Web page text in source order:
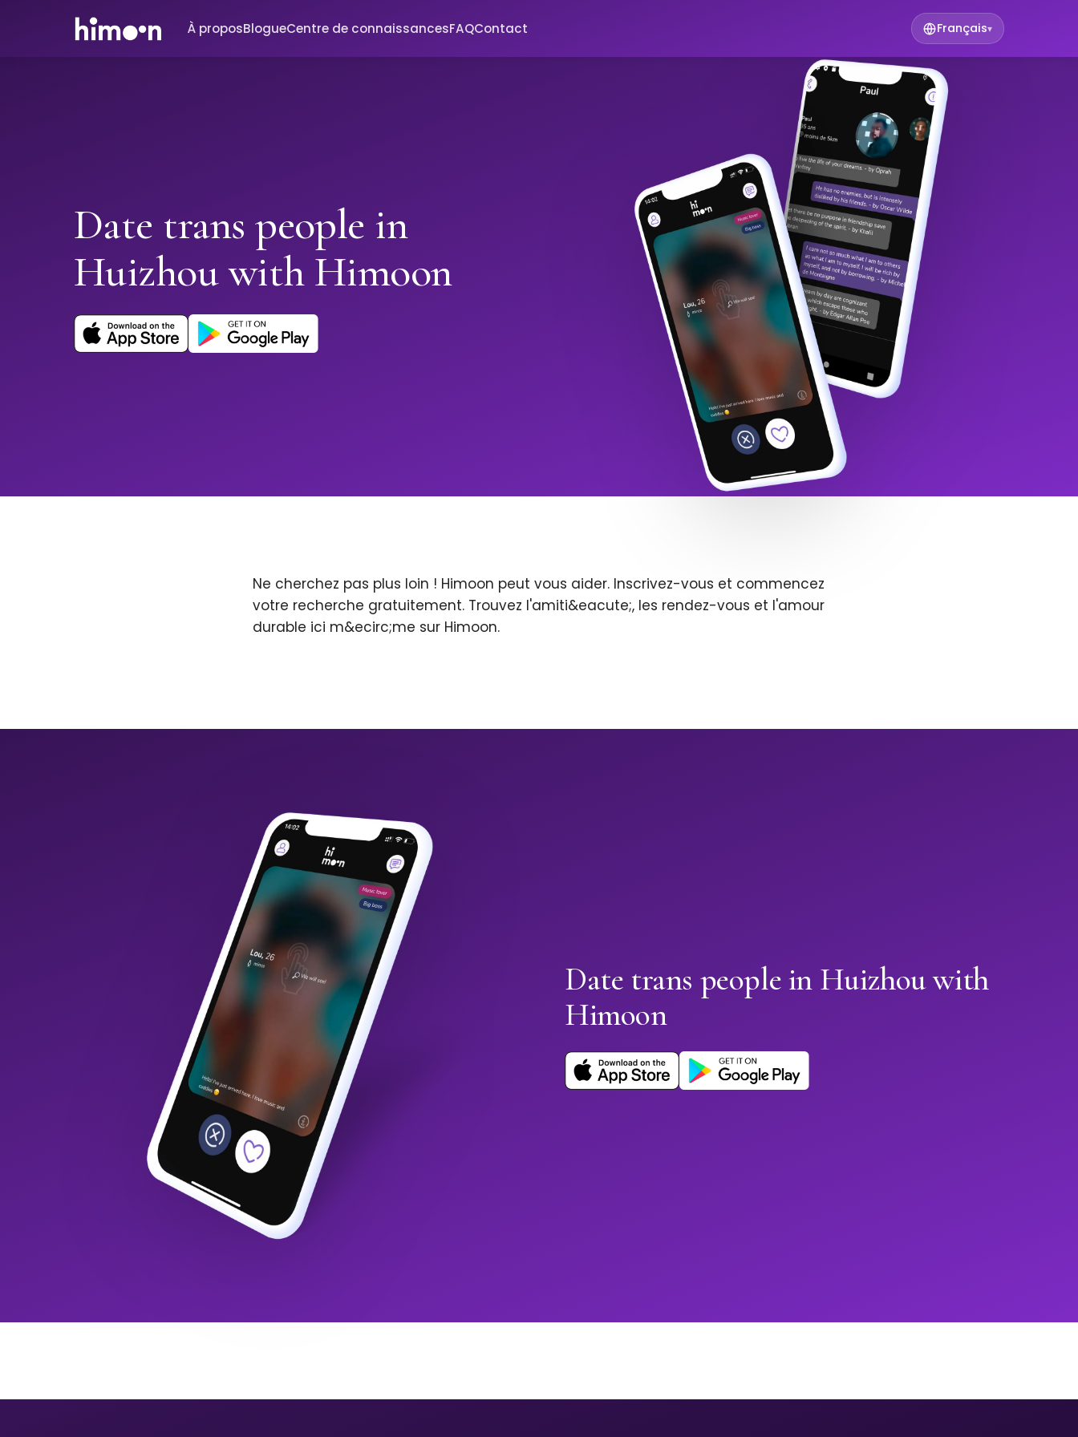
À proposBlogueCentre de connaissancesFAQContact Français▾
Date trans people in
Huizhou with Himoon
Ne cherchez pas plus loin ! Himoon peut vous aider. Inscrivez-vous et commencez
votre recherche gratuitement. Trouvez l'amiti&eacute;, les rendez-vous et l'amour
durable ici m&ecirc;me sur Himoon.
Date trans people in Huizhou with
Himoon